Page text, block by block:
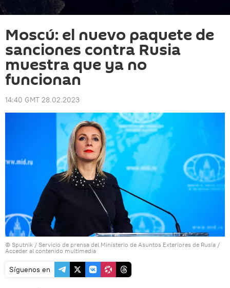
Moscú: el nuevo paquete de
sanciones contra Rusia
muestra que ya no
funcionan
14:40 GMT 28.02.2023
© Sputnik / Servicio de prensa del Ministerio de Asuntos Exteriores de Rusia /
Acceder al contenido multimedia
Síguenos en